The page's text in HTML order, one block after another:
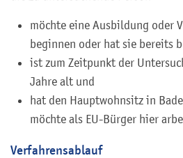
möchte eine Ausbildung oder
beginnen oder hat sie bereits
ist zum Zeitpunkt der
Jahre alt und
hat den Hauptwohnsitz in
möchte als EU-Bürger hier
Verfahrensablauf